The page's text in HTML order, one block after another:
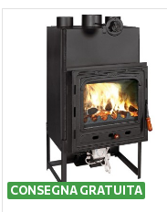
CONSEGNA GRATUITA